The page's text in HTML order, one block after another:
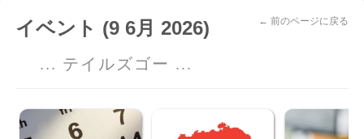
← 前のページに戻る
イベント (9 6月 2026)
... テイルズゴー ...